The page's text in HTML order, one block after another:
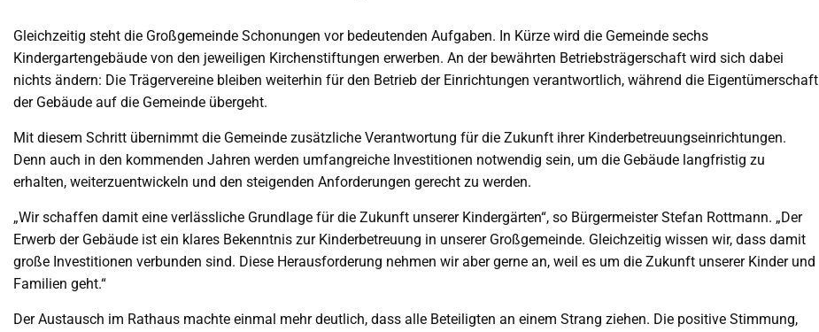
Gleichzeitig steht die Großgemeinde Schonungen vor bedeutenden Aufgaben. In Kürze wird die Gemeinde sechs
Kindergartengebäude von den jeweiligen Kirchenstiftungen erwerben. An der bewährten Betriebsträgerschaft wird sich dabei
nichts ändern: Die Trägervereine bleiben weiterhin für den Betrieb der Einrichtungen verantwortlich, während die Eigentümerschaft
der Gebäude auf die Gemeinde übergeht.
Mit diesem Schritt übernimmt die Gemeinde zusätzliche Verantwortung für die Zukunft ihrer Kinderbetreuungseinrichtungen.
Denn auch in den kommenden Jahren werden umfangreiche Investitionen notwendig sein, um die Gebäude langfristig zu
erhalten, weiterzuentwickeln und den steigenden Anforderungen gerecht zu werden.
„Wir schaffen damit eine verlässliche Grundlage für die Zukunft unserer Kindergärten“, so Bürgermeister Stefan Rottmann. „Der
Erwerb der Gebäude ist ein klares Bekenntnis zur Kinderbetreuung in unserer Großgemeinde. Gleichzeitig wissen wir, dass damit
große Investitionen verbunden sind. Diese Herausforderung nehmen wir aber gerne an, weil es um die Zukunft unserer Kinder und
Familien geht.“
Der Austausch im Rathaus machte einmal mehr deutlich, dass alle Beteiligten an einem Strang ziehen. Die positive Stimmung,